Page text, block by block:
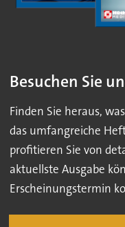
Besuchen Sie
Finden Sie heraus,
das umfangreiche
profitieren Sie von
aktuellste Ausgabe
Erscheinungstermin